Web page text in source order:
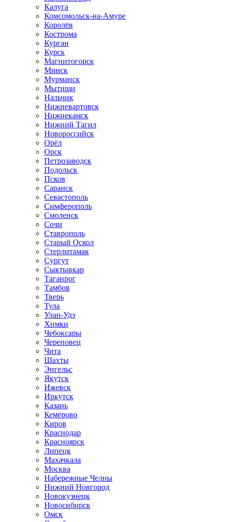
Калуга
Комсомольск-на-Амуре
Королёв
Кострома
Курган
Курск
Магнитогорск
Минск
Мурманск
Мытищи
Нальчик
Нижневартовск
Нижнекамск
Нижний Тагил
Новороссийск
Орёл
Орск
Петрозаводск
Подольск
Псков
Саранск
Севастополь
Симферополь
Смоленск
Сочи
Ставрополь
Старый Оскол
Стерлитамак
Сургут
Сыктывкар
Таганрог
Тамбов
Тверь
Тула
Улан-Удэ
Химки
Чебоксары
Череповец
Чита
Шахты
Энгельс
Якутск
Ижевск
Иркутск
Казань
Кемерово
Киров
Краснодар
Красноярск
Липецк
Махачкала
Москва
Набережные Челны
Нижний Новгород
Новокузнецк
Новосибирск
Омск